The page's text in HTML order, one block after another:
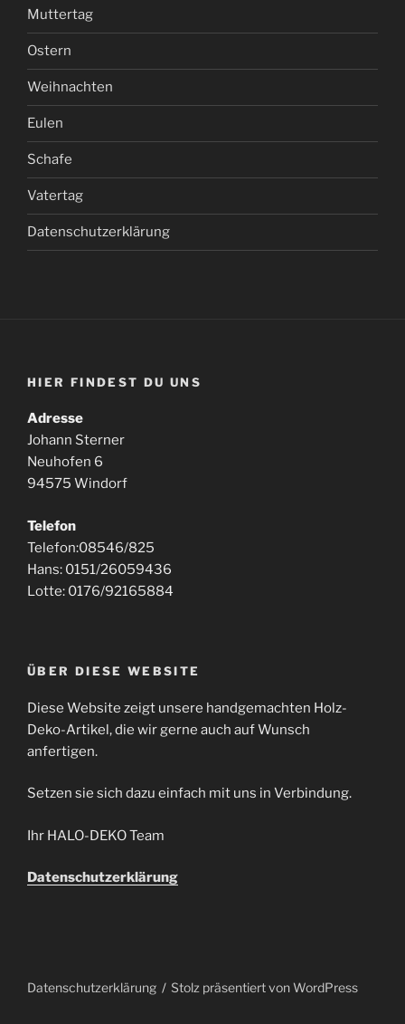
Muttertag
Ostern
Weihnachten
Eulen
Schafe
Vatertag
Datenschutzerklärung
HIER FINDEST DU UNS
Adresse
Johann Sterner
Neuhofen 6
94575 Windorf
Telefon
Telefon:08546/825
Hans: 0151/26059436
Lotte: 0176/92165884
ÜBER DIESE WEBSITE
Diese Website zeigt unsere handgemachten Holz-
Deko-Artikel, die wir gerne auch auf Wunsch
anfertigen.
Setzen sie sich dazu einfach mit uns in Verbindung.
Ihr HALO-DEKO Team
Datenschutzerklärung
Datenschutzerklärung Stolz präsentiert von WordPress